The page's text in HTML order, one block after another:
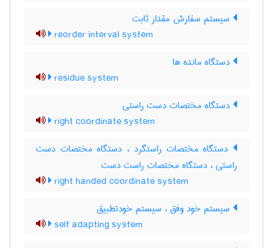
سیستم سفارش مقدار ثابت
reorder interval system
دستگاه مانده ها
residue system
دستگاه مختصات دست راستی
right coordinate system
دستگاه مختصات راستگرد ، دستگاه مختصات دست
راستی ، دستگاه مختصات راست دست
right handed coordinate system
سیستم خود وفق ، سیستم خودتطبیق
self adapting system